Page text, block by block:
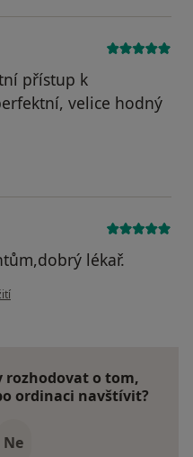
přístup k
velice hodný
Pacient
lékař.
Pacient
rozhodovat o tom,
ordinaci navštívit?
Ne